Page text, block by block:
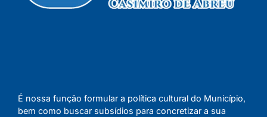
É nossa função formular a política cultural do Município,
bem como buscar subsídios para concretizar a sua